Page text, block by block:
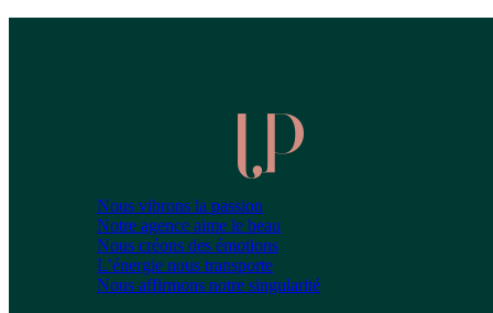
Nous vibrons la passion
Notre agence aime le beau
Nous créons des émotions
L’énergie nous transporte
Nous affirmons notre singularité